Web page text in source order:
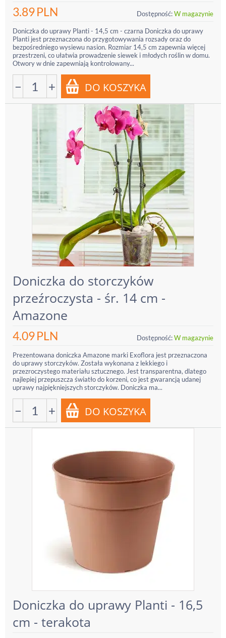
3.89PLN Dostępność:W magazynie
Doniczka do uprawy Planti - 14,5 cm - czarna Doniczka do uprawy
Planti jest przeznaczona do przygotowywania rozsady oraz do
bezpośredniego wysiewu nasion. Rozmiar 14,5 cm zapewnia więcej
przestrzeni, co ułatwia prowadzenie siewek i młodych roślin w domu.
Otwory w dnie zapewniają kontrolowany...
− +
Doniczka do storczyków
przeźroczysta - śr. 14 cm -
Amazone
4.09PLN Dostępność:W magazynie
Prezentowana doniczka Amazone marki Exoflora jest przeznaczona
do uprawy storczyków. Została wykonana z lekkiego i
przezroczystego materiału sztucznego. Jest transparentna, dlatego
najlepiej przepuszcza światło do korzeni, co jest gwarancją udanej
uprawy najpiękniejszych storczyków. Doniczka ma...
− +
Doniczka do uprawy Planti - 16,5
cm - terakota